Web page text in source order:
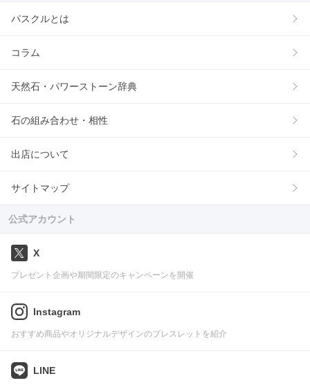
パスクルとは
コラム
天然石・パワーストーン辞典
石の組み合わせ・相性
出店について
サイトマップ
公式アカウント
X
プレゼント企画や期間限定のキャンペーンを開催
Instagram
おすすめ商品やオリジナルデザインのブレスレットを紹介
LINE